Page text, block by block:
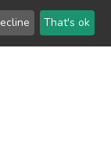
That's ok